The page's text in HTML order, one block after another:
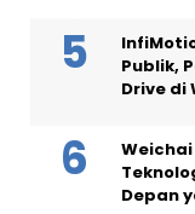
Publik,
Drive di
Depan